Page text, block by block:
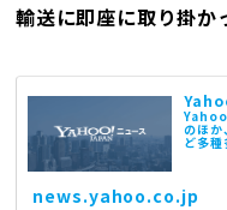
輸送に即座に取り掛か
のほか
ど多種
news.yahoo.co.jp